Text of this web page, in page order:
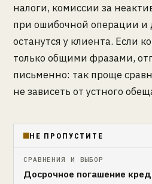
налоги, комиссии за
при ошибочной операции и
останутся у клиента. Если
только общими фразами,
письменно: так проще
не зависеть от устного
НЕ ПРОПУСТИТЕ
СРАВНЕНИЯ И ВЫБОР
Досрочное погашение